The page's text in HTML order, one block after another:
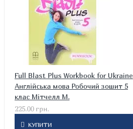
Full Blast Plus Workbook for Ukraine
Англійська мова Робочий зошит 5
клас Мітчелл М.
225.00 грн.
КУПИТИ